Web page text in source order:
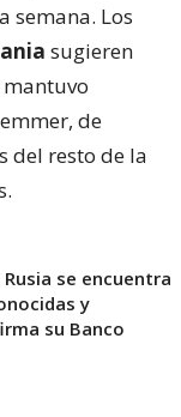
semana. Los
sugieren
de
del resto de la
se encuentra
y
su Banco